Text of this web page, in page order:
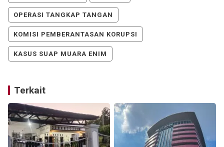
OPERASI TANGKAP TANGAN
KOMISI PEMBERANTASAN KORUPSI
KASUS SUAP MUARA ENIM
Terkait